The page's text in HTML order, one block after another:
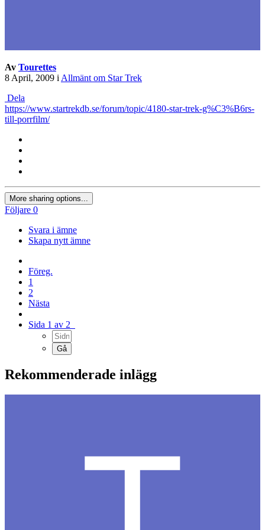
Av Tourettes
8 April, 2009 iAllmänt om Star Trek
Dela
https://www.startrekdb.se/forum/topic/4180-star-trek-g%C3%B6rs-
till-porrfilm/
More sharing options...
Följare 0
Svara i ämne
Skapa nytt ämne
Föreg.
1
2
Nästa
Sida 1 av 2
Rekommenderade inlägg